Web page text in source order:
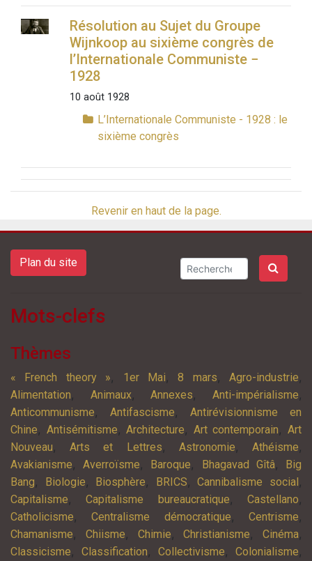
Résolution au Sujet du Groupe
Wijnkoop au sixième congrès de
l’Internationale Communiste −
1928
10 août 1928
L’Internationale Communiste - 1928 : le
sixième congrès
Revenir en haut de la page.
Plan du site
Mots-clefs
Thèmes
« French theory », 1er Mai,8 mars, Agro-industrie,
Alimentation, Animaux,Annexes,Anti-impérialisme,
Anticommunisme, Antifascisme, Antirévisionnisme en
Chine, Antisémitisme,Architecture, Art contemporain,Art
Nouveau,Arts et Lettres, Astronomie,Athéisme,
Avakianisme,Averroïsme, Baroque, Bhagavad Gîtâ,
Big
Bang, Biologie, Biosphère, BRICS,Cannibalisme social ,
Capitalisme,Capitalisme bureaucratique,Castellano,
Catholicisme,Centralisme démocratique,Centrisme,
Chamanisme, Chiisme, Chimie,Christianisme, Cinéma,
Classicisme, Classification, Collectivisme, Colonialisme,